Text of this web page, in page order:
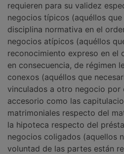
requieren para su validez
negocios típicos (aquéllos
disciplina normativa en el
negocios atípicos (aquéllos
reconocimiento expreso en el
en consecuencia, de régimen
conexos (aquéllos que
vinculados a otro negocio por
accesorio como las
matrimoniales respecto del
la hipoteca respecto del
negocios coligados (aquellos
voluntad de las partes están